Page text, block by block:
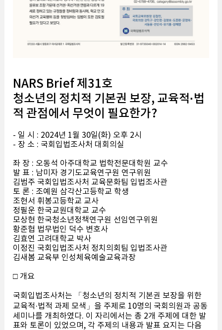
NARS Brief 제31호
청소년의 정치적 기본권 보장, 교육적·법
적 관점에서 무엇이 필요한가?
- 일 시 : 2024년 1월 30일(화) 오후 2시
- 장 소 : 국회입법조사처 대회의실
좌 장 : 오동석 아주대학교 법학전문대학원 교수
발 표 : 남미자 경기도교육연구원 연구위원
김범주 국회입법조사처 교육문화팀 입법조사관
토 론 : 조예원 삼각산고등학교 학생
조현서 휘봉고등학교 교사
정필운 한국교원대학교 교수
모상현 한국청소년정책연구원 선임연구위원
황준협 법무법인 덕수 변호사
김효연 고려대학교 박사
이정진 국회입법조사처 정치의회팀 입법조사관
김새봄 교육부 인성체육예술교육과장
□ 개요
국회입법조사처는 「청소년의 정치적 기본권 보장을 위한
교육적·법적 과제 모색」을 주제로 10명의 국회의원과 공동
세미나를 개최하였다. 이 자리에서는 총 2개 주제에 대한 발
표와 토론이 있었으며, 각 주제의 내용과 발표 요지는 다음